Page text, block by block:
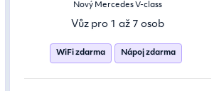
Nový Mercedes V-class
Vůz pro 1 až 7 osob
WiFi zdarma Nápoj zdarma